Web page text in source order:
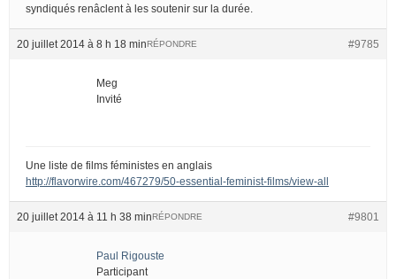
syndiqués renâclent à les soutenir sur la durée.
20 juillet 2014 à 8 h 18 min #9785
RÉPONDRE
Meg
Invité
Une liste de films féministes en anglais
http://flavorwire.com/467279/50-essential-feminist-films/view-all
20 juillet 2014 à 11 h 38 min #9801
RÉPONDRE
Paul Rigouste
Participant